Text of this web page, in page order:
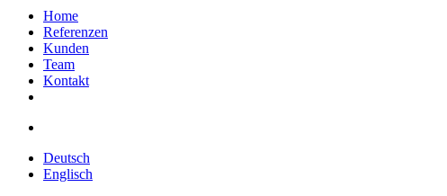
Home
Referenzen
Kunden
Team
Kontakt
Deutsch
Englisch